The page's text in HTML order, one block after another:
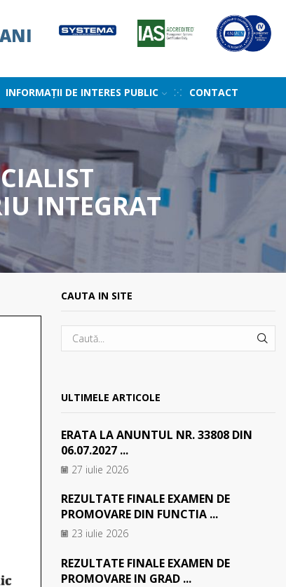
INFORMAȚII DE INTERES PUBLIC CONTACT
INTEGRAT
CAUTA IN SITE
ULTIMELE ARTICOLE
ERATA LA ANUNTUL NR. 33808 DIN
06.07.2027 ...
27 iulie 2026
REZULTATE FINALE EXAMEN DE
PROMOVARE DIN FUNCTIA ...
23 iulie 2026
REZULTATE FINALE EXAMEN DE
PROMOVARE IN GRAD ...